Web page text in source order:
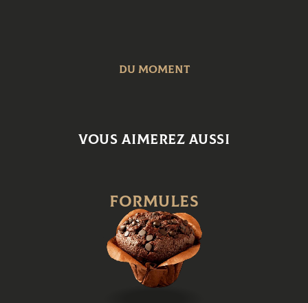
du moment
Vous aimerez aussi
Formules